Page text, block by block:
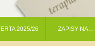
2025/26 ZAPISY NA…